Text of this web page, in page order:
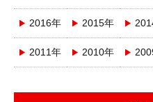
2016年 2015年
2011年 2010年